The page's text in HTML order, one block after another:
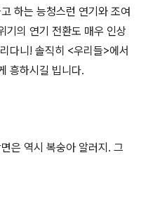
하는 능청스런 연기와 조여
기의 연기 전환도 매우 인상
다니! 솔직히 <우리들>에서
흥하시길 빕니다.
은 역시 복숭아 알러지. 그